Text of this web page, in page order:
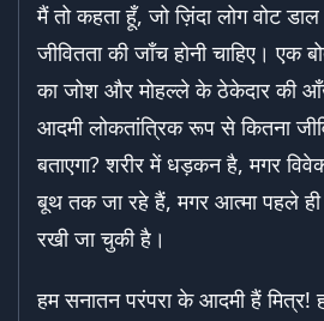
मैं तो कहता हूँ, जो ज़िंदा लोग वोट
जीवितता की जाँच होनी चाहिए। एक
का जोश और मोहल्ले के ठेकेदार की
आदमी लोकतांत्रिक रूप से कितना
बताएगा? शरीर में धड़कन है, मगर
बूथ तक जा रहे हैं, मगर आत्मा पहले ही
रखी जा चुकी है।
हम सनातन परंपरा के आदमी हैं मित्र!